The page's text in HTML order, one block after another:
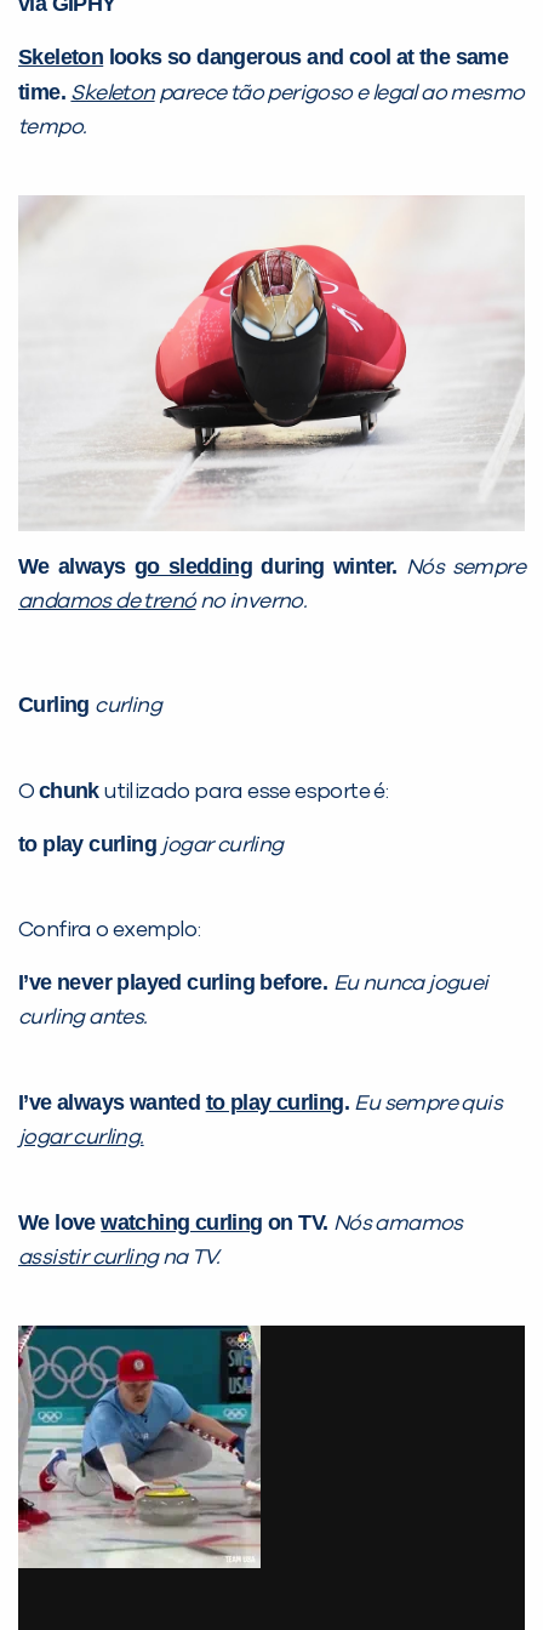
Skeleton looks so dangerous and cool at the same
time. Skeletonparece tão perigoso e legal ao mesmo
tempo.
We always go sledding during winter. Nós sempre
andamos de trenóno inverno.
Curling curling
O chunkutilizado para esse esporte é:
to play curling jogar curling
Confira o exemplo:
I’ve never played curling before. Eu nunca joguei
curling antes.
I’ve always wanted to play curling. Eu sempre quis
jogar curling.
We lovewatching curling on TV. Nós amamos
assistir curlingna TV.